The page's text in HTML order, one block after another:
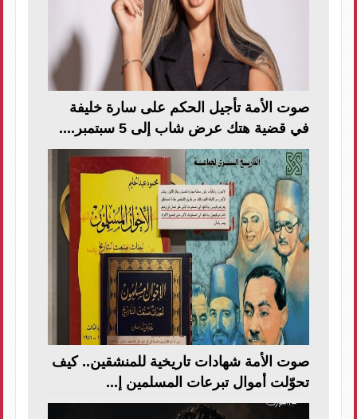
صوت الأمة تأجيل الحكم على سارة خليفة
في قضية هتك عرض شاب إلى 5 سبتمبر....
صوت الأمة شهادات تاريخية للمنشقين.. كيف
تحوّلت أموال تبرعات المسلمين إ...